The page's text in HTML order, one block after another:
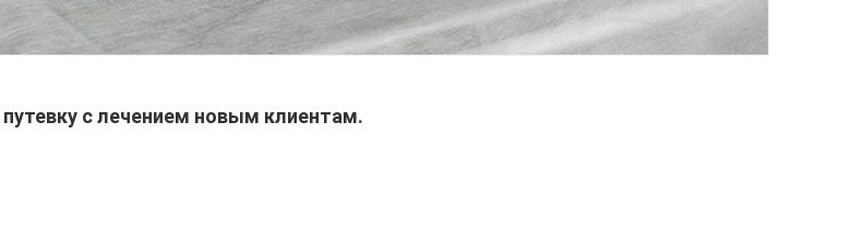
путевку с лечением новым клиентам.